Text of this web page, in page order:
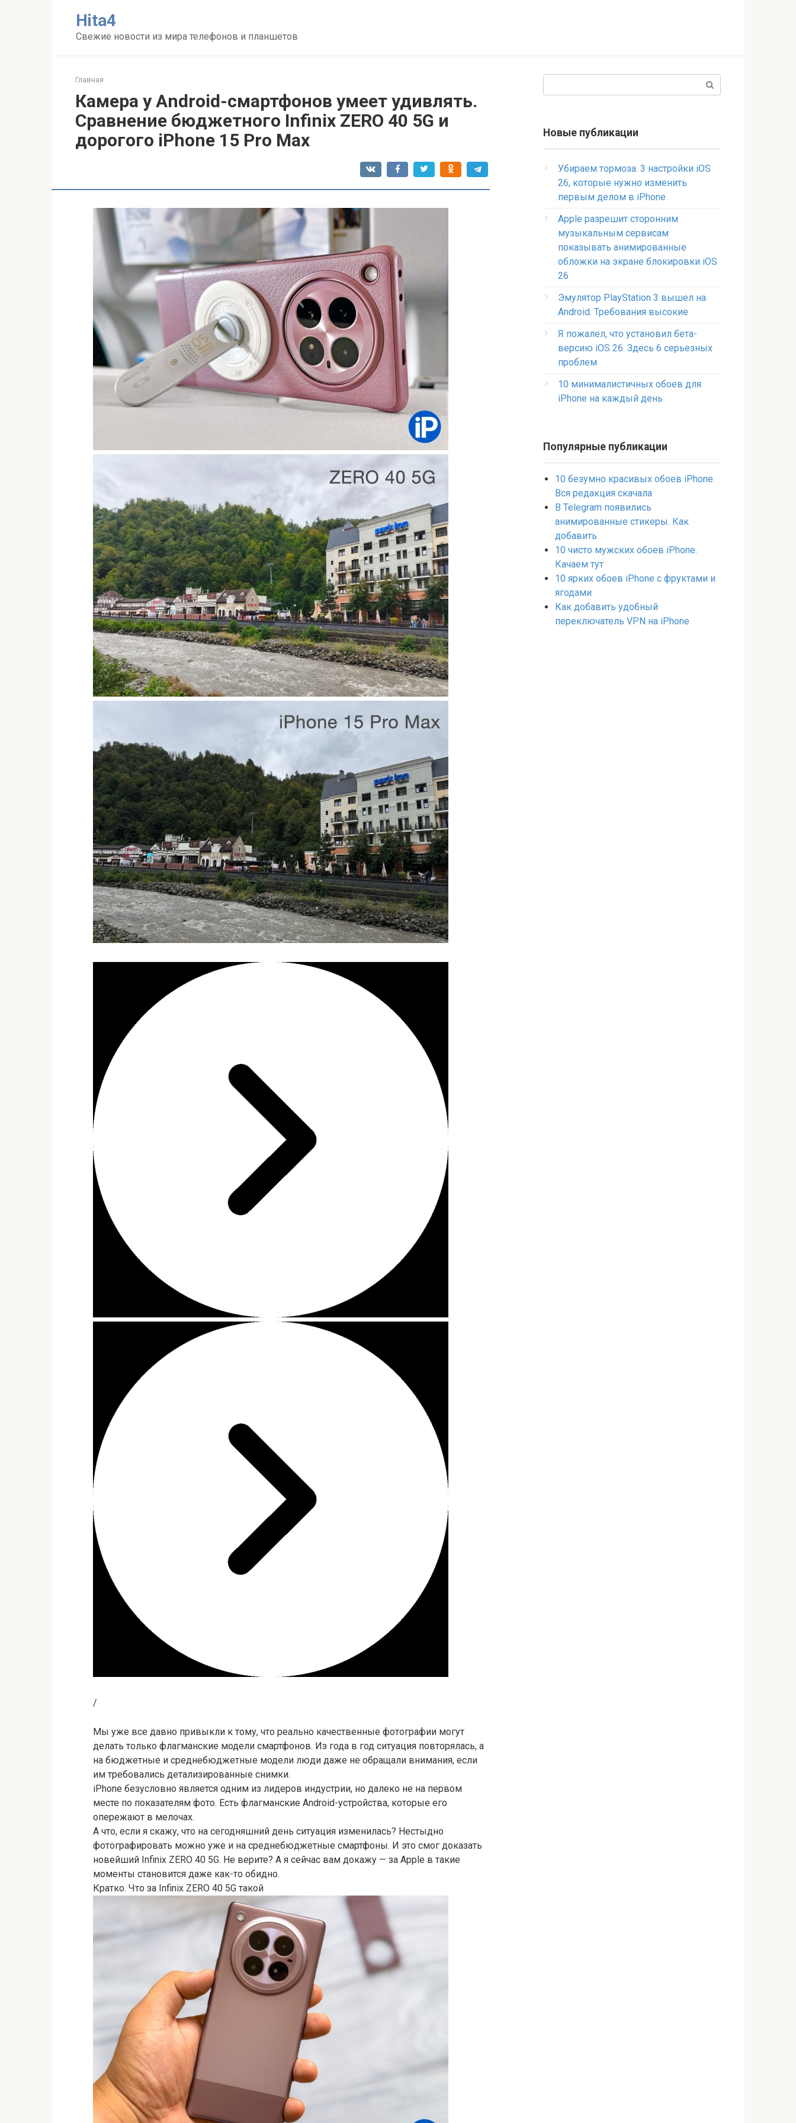
Нita4
Свежие новости из мира телефонов и планшетов
Главная
Камера у Android-смартфонов умеет удивлять.
Сравнение бюджетного Infinix ZERO 40 5G и
дорогого iPhone 15 Pro Max
/
Мы уже все давно привыкли к тому, что реально качественные фотографии могут
делать только флагманские модели смартфонов. Из года в год ситуация повторялась, а
на бюджетные и среднебюджетные модели люди даже не обращали внимания, если
им требовались детализированные снимки.
iPhone безусловно является одним из лидеров индустрии, но далеко не на первом
месте по показателям фото. Есть флагманские Android-устройства, которые его
опережают в мелочах.
А что, если я скажу, что на сегодняшний день ситуация изменилась? Нестыдно
фотографировать можно уже и на среднебюджетные смартфоны. И это смог доказать
новейший Infinix ZERO 40 5G. Не верите? А я сейчас вам докажу — за Apple в такие
моменты становится даже как-то обидно.
Кратко. Что за Infinix ZERO 40 5G такой
Новые публикации
Убираем тормоза. 3 настройки iOS
26, которые нужно изменить
первым делом в iPhone
Apple разрешит сторонним
музыкальным сервисам
показывать анимированные
обложки на экране блокировки iOS
26
Эмулятор PlayStation 3 вышел на
Android. Требования высокие
Я пожалел, что установил бета-
версию iOS 26. Здесь 6 серьезных
проблем
10 минималистичных обоев для
iPhone на каждый день
Популярные публикации
10 безумно красивых обоев iPhone.
Вся редакция скачала
В Telegram появились
анимированные стикеры. Как
добавить
10 чисто мужских обоев iPhone.
Качаем тут
10 ярких обоев iPhone с фруктами и
ягодами
Как добавить удобный
переключатель VPN на iPhone